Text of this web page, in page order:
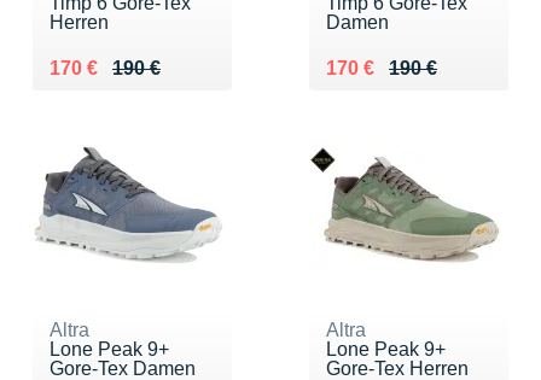
Herren
190 €
Au lieu de 190 €
170 €
Vendu 170 €
Damen
190 €
Au lieu de 190 €
170 €
Vendu 170 €
Altra
Lone Peak 9+
Gore-Tex Damen
Altra
Lone Peak 9+
Gore-Tex Herren